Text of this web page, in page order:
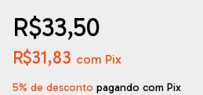
R$33,50
R$31,83 com Pix
5% de desconto pagando com Pix